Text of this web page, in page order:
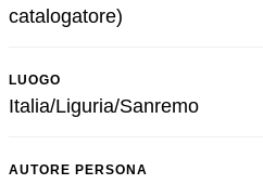
catalogatore)
LUOGO
Italia/Liguria/Sanremo
AUTORE PERSONA